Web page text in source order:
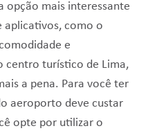
opção mais interessante
aplicativos, como o
e
centro turístico de Lima,
a pena. Para você ter
aeroporto deve custar
opte por utilizar o